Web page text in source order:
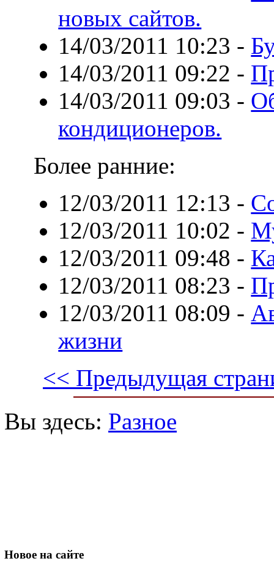
новых сайтов.
14/03/2011 10:23 -
14/03/2011 09:22 -
14/03/2011 09:03 -
кондиционеров.
Более ранние:
12/03/2011 12:13 -
12/03/2011 10:02 -
12/03/2011 09:48 -
12/03/2011 08:23 -
12/03/2011 08:09 -
жизни
<< Предыдущая
Вы здесь: Разное
Новое на сайте